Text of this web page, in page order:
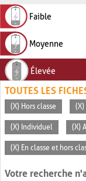
Faible
Moyenne
Élevée
TOUTES LES
(X) Hors classe
(X) Individuel (X)
(X) En classe et hors
Votre recherche